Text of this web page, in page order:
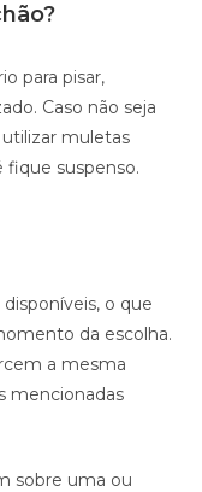
para pisar,
Caso não seja
muletas
fique suspenso.
o que
da escolha.
a mesma
mencionadas
sobre uma ou